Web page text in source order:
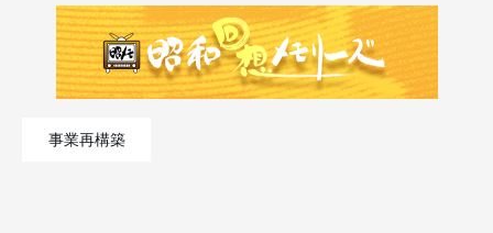
事業再構築